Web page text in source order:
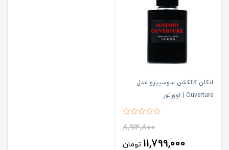
ادکلن کالکشن سوسپیرو مدل
Ouverture | اوورتور
8,914,800
11,799,000 تومان